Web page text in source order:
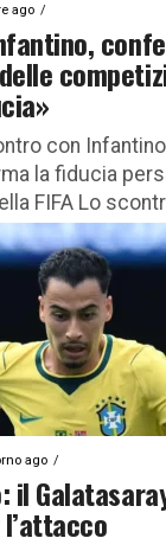
ago
con
la fiducia
FIFA Lo
ago
il